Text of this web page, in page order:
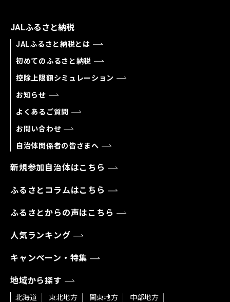
JALふるさと納税
JALふるさと納税とは
初めてのふるさと納税
控除上限額シミュレーション
お知らせ
よくあるご質問
お問い合わせ
自治体関係者の皆さまへ
新規参加自治体はこちら
ふるさとコラムはこちら
ふるさとからの声はこちら
人気ランキング
キャンペーン・特集
地域から探す
北海道 東北地方 関東地方
中部地方